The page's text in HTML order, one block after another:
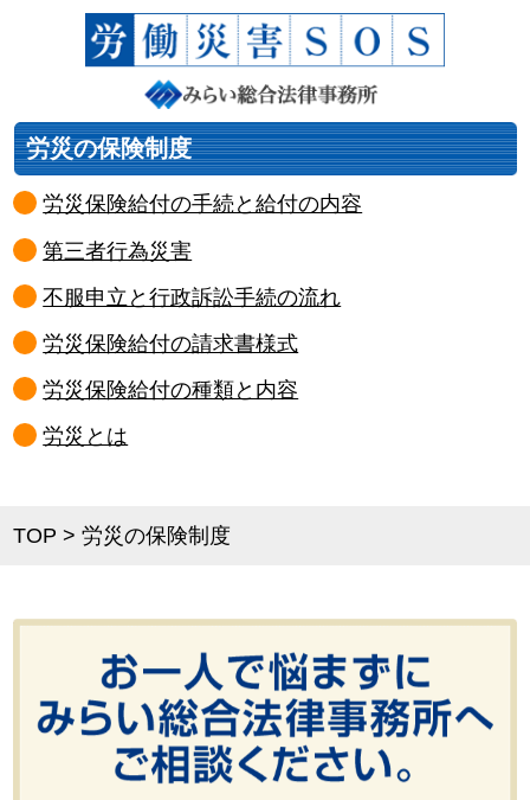
労災の保険制度
労災保険給付の手続と給付の内容
第三者行為災害
不服申立と行政訴訟手続の流れ
労災保険給付の請求書様式
労災保険給付の種類と内容
労災とは
TOP >労災の保険制度